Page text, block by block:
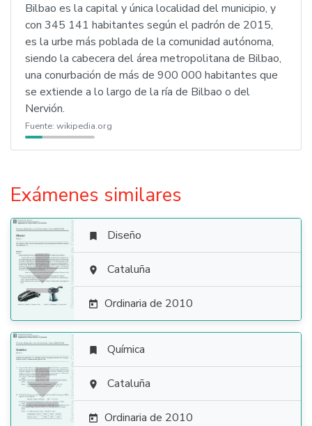
Bilbao es la capital y única localidad del municipio, y
con 345 141 habitantes según el padrón de 2015,
es la urbe más poblada de la comunidad autónoma,
siendo la cabecera del área metropolitana de Bilbao,
una conurbación de más de 900 000 habitantes que
se extiende a lo largo de la ría de Bilbao o del
Nervión.
Fuente: wikipedia.org
Exámenes similares

 Diseño
 Cataluña
 Ordinaria de 2010

 Química
 Cataluña
 Ordinaria de 2010